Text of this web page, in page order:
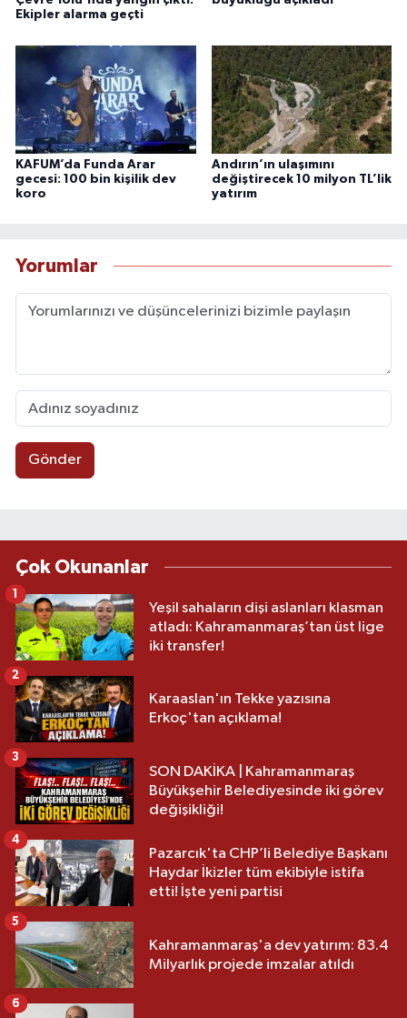
Ekipler alarma geçti
KAFUM’da Funda Arar
gecesi: 100 bin kişilik dev
koro
Andırın’ın ulaşımını
değiştirecek 10 milyon TL’lik
yatırım
Yorumlar
Gönder
Çok Okunanlar
Yeşil sahaların dişi aslanları klasman
atladı: Kahramanmaraş’tan üst lige
iki transfer!
1
Karaaslan'ın Tekke yazısına
Erkoç'tan açıklama!
2
SON DAKİKA | Kahramanmaraş
Büyükşehir Belediyesinde iki görev
değişikliği!
3
Pazarcık'ta CHP’li Belediye Başkanı
Haydar İkizler tüm ekibiyle istifa
etti! İşte yeni partisi
4
Kahramanmaraş'a dev yatırım: 83.4
Milyarlık projede imzalar atıldı
5
6